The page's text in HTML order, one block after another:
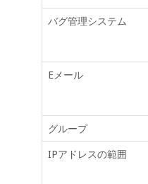
バグ管理システム
Eメール
グループ
IPアドレスの範囲